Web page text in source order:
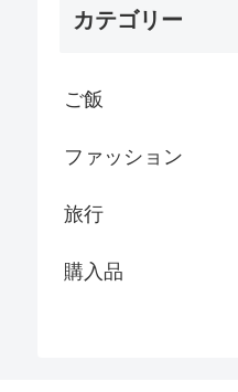
カテゴリー
ご飯
ファッション
旅行
購入品